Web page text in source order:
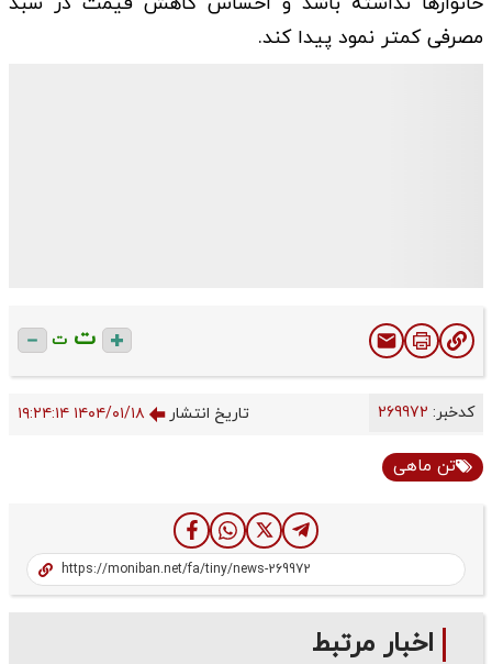
مصرفی کمتر نمود پیدا کند.
ت ت
کدخبر: تاریخ انتشار ۱۴۰۴/۰۱/۱۸ ۱۹:۲۴:۱۴
تن ماهی
اخبار مرتبط